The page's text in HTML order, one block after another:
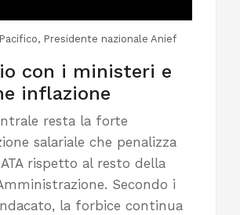
Presidente nazionale Anief
con i ministeri e
inflazione
resta la forte
salariale che penalizza
rispetto al resto della
Secondo i
la forbice continua